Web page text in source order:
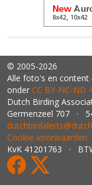
© 2005-2026
Alle foto's en content
onder CC BY‑NC‑ND
Dutch Birding
Germenzeel 707 ·
Cookie-voorwaarden
KvK 41201763 ·